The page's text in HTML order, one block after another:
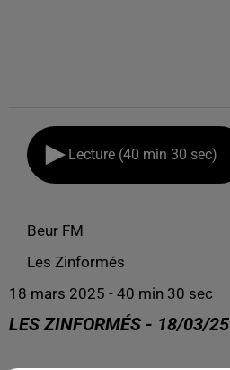
Lecture (40 min 30 sec)
Beur FM
Les Zinformés
18 mars 2025 - 40 min 30 sec
LES ZINFORMÉS - 18/03/25